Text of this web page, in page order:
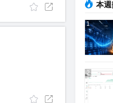
本
1
2